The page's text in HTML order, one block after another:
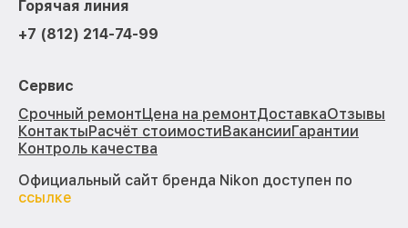
Горячая линия
+7 (812) 214-74-99
Сервис
Срочный ремонтЦена на ремонтДоставкаОтзывы
КонтактыРасчёт стоимостиВакансииГарантии
Контроль качества
Официальный сайт бренда Nikon доступен по
ссылке